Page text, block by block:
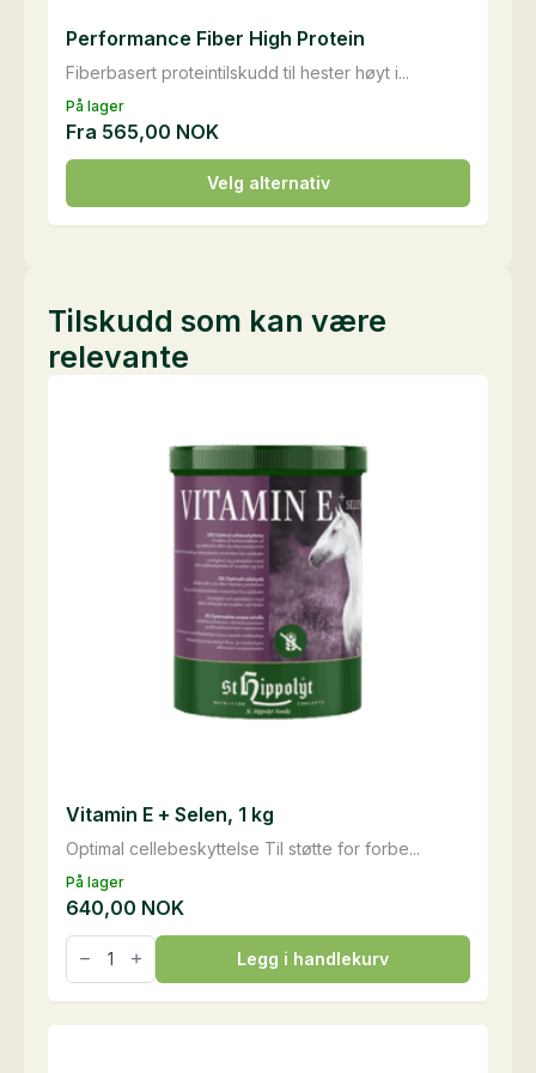
På lager
Fiberbasert proteintilskudd til hester høyt i...
Performance Fiber High Protein
Fra 565,00 NOK
Velg alternativ
Dette
produktet
har
Alternativene
kan
produktsiden
Tilskudd som kan være
relevante
På lager
Optimal cellebeskyttelse Til støtte for forbe...
Vitamin E + Selen, 1 kg
640,00 NOK
Vitamin
+
Selen,
Legg i handlekurv